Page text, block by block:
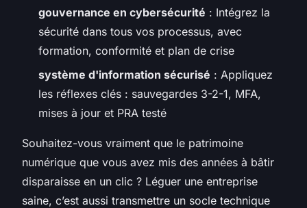
gouvernance en cybersécurité : Intégrez la
sécurité dans tous vos processus, avec
formation, conformité et plan de crise
système d'information sécurisé : Appliquez
les réflexes clés : sauvegardes 3-2-1, MFA,
mises à jour et PRA testé
Souhaitez-vous vraiment que le patrimoine
numérique que vous avez mis des années à bâtir
disparaisse en un clic ? Léguer une entreprise
saine, c’est aussi transmettre un socle technique